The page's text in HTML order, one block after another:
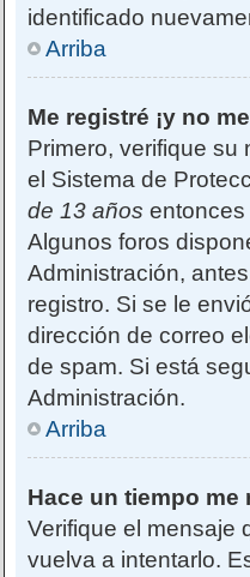
identificado
Arriba
Me registré ¡y no
Primero, verifique su
el Sistema de
de 13 años entonces
Algunos foros
Administración,
registro. Si se le
dirección de correo
de spam. Si está
Administración.
Arriba
Hace un tiempo me
Verifique el mensaje
vuelva a intentarlo.